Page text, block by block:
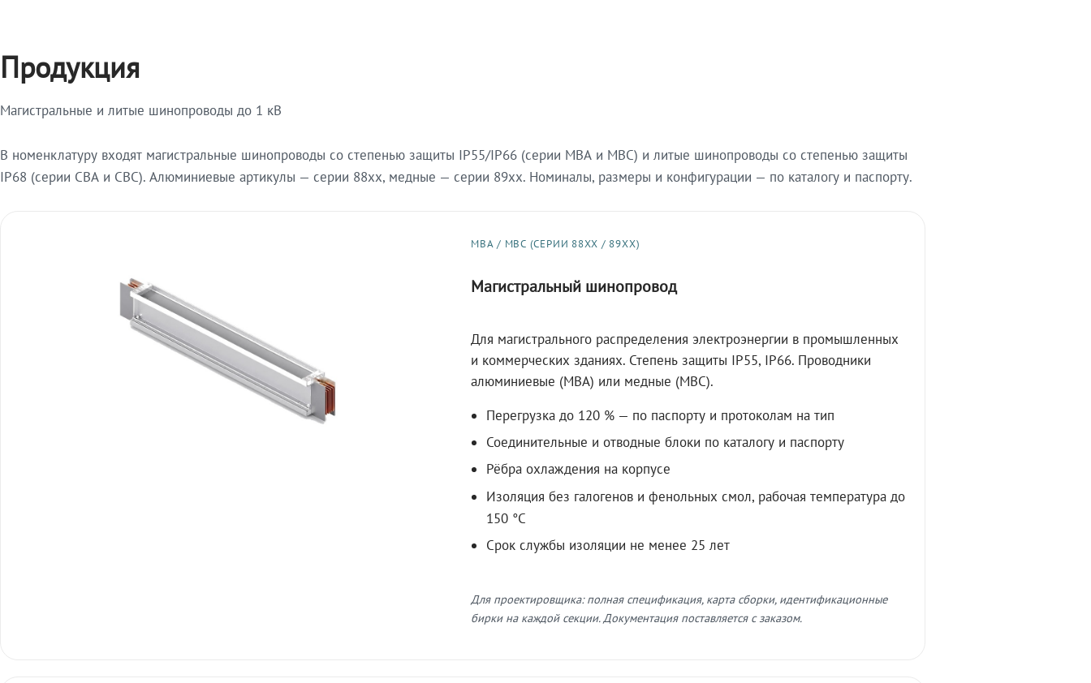
Продукция
Магистральные и литые шинопроводы до 1 кВ
В номенклатуру входят магистральные шинопроводы со степенью защиты IP55/IP66 (серии МВА и МВС) и литые шинопроводы со степенью защиты
IP68 (серии СВА и СВС). Алюминиевые артикулы — серии 88xx, медные — серии 89xx. Номиналы, размеры и конфигурации — по каталогу и паспорту.
МВА / МВС (СЕРИИ 88XX / 89XX)
Магистральный шинопровод
Для магистрального распределения электроэнергии в промышленных
и коммерческих зданиях. Степень защиты IP55, IP66. Проводники
алюминиевые (МВА) или медные (МВС).
Перегрузка до 120 % — по паспорту и протоколам на тип
Соединительные и отводные блоки по каталогу и паспорту
Рёбра охлаждения на корпусе
Изоляция без галогенов и фенольных смол, рабочая температура до
150 °C
Срок службы изоляции не менее 25 лет
Для проектировщика: полная спецификация, карта сборки, идентификационные
бирки на каждой секции. Документация поставляется с заказом.